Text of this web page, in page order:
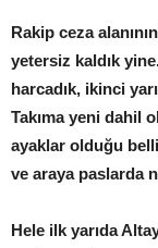
Rakip ceza
yetersiz kaldık
harcadık, ikinci
Takıma yeni dahil
ayaklar olduğu
ve araya paslarda
Hele ilk yarıda